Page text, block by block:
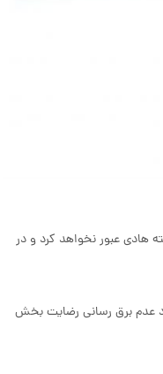
هادی عبور نخواهد کرد و در
عدم برق رسانی رضایت بخش